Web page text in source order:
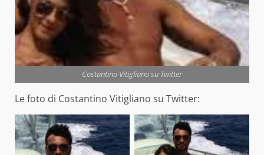
Costantino Vitigliano su Twitter
Le foto di Costantino Vitigliano su Twitter: